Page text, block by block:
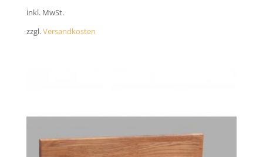
inkl. MwSt.
zzgl.Versandkosten